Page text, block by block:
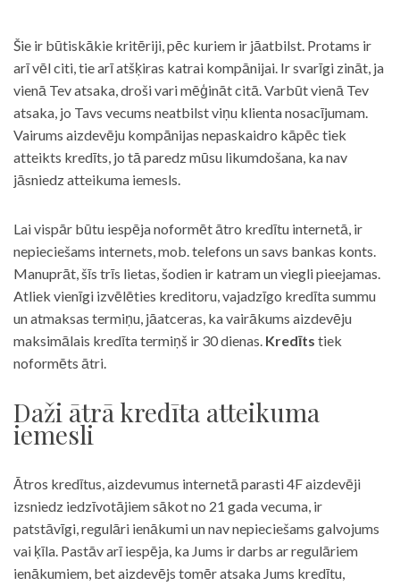
Šie ir būtiskākie kritēriji, pēc kuriem ir jāatbilst. Protams ir
arī vēl citi, tie arī atšķiras katrai kompānijai. Ir svarīgi zināt, ja
vienā Tev atsaka, droši vari mēģināt citā. Varbūt vienā Tev
atsaka, jo Tavs vecums neatbilst viņu klienta nosacījumam.
Vairums aizdevēju kompānijas nepaskaidro kāpēc tiek
atteikts kredīts, jo tā paredz mūsu likumdošana, ka nav
jāsniedz atteikuma iemesls.
Lai vispār būtu iespēja noformēt ātro kredītu internetā, ir
nepieciešams internets, mob. telefons un savs bankas konts.
Manuprāt, šīs trīs lietas, šodien ir katram un viegli pieejamas.
Atliek vienīgi izvēlēties kreditoru, vajadzīgo kredīta summu
un atmaksas termiņu, jāatceras, ka vairākums aizdevēju
maksimālais kredīta termiņš ir 30 dienas. Kredīts tiek
noformēts ātri.
Daži ātrā kredīta atteikuma
iemesli
Ātros kredītus, aizdevumus internetā parasti 4F aizdevēji
izsniedz iedzīvotājiem sākot no 21 gada vecuma, ir
patstāvīgi, regulāri ienākumi un nav nepieciešams galvojums
vai ķīla. Pastāv arī iespēja, ka Jums ir darbs ar regulāriem
ienākumiem, bet aizdevējs tomēr atsaka Jums kredītu,